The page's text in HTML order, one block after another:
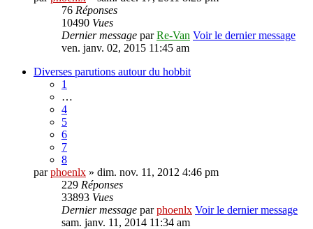
76 Réponses
10490 Vues
Dernier message parRe-Van Voir le dernier message
ven. janv. 02, 2015 11:45 am
Diverses parutions autour du hobbit
1
…
4
5
6
7
8
parphoenlx » dim. nov. 11, 2012 4:46 pm
229 Réponses
33893 Vues
Dernier message parphoenlx Voir le dernier message
sam. janv. 11, 2014 11:34 am